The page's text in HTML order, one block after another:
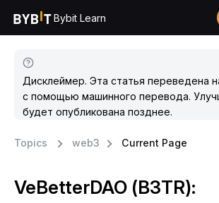
Bybit Learn
Дисклеймер. Эта статья переведена
с помощью машинного перевода.
будет опубликована позднее.
Topics web3 Current Page
VeBetterDAO (B3TR):